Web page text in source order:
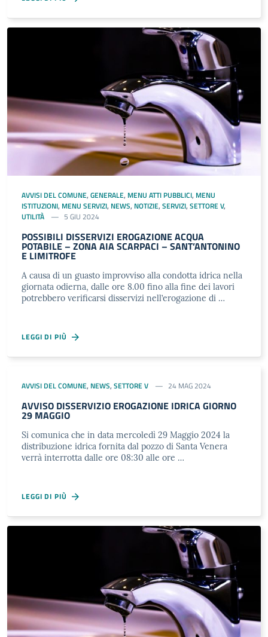
AVVISI DEL COMUNE, GENERALE, MENU ATTI PUBBLICI, MENU
ISTITUZIONI, MENU SERVIZI, NEWS, NOTIZIE, SERVIZI, SETTORE V,
UTILITÀ
5 GIU 2024
POSSIBILI DISSERVIZI EROGAZIONE ACQUA
POTABILE – ZONA AIA SCARPACI – SANT’ANTONINO
E LIMITROFE
A causa di un guasto improvviso alla condotta idrica nella
giornata odierna, dalle ore 8.00 fino alla fine dei lavori
potrebbero verificarsi disservizi nell’erogazione di …
LEGGI DI PIÙ
AVVISI DEL COMUNE, NEWS, SETTORE V 24 MAG 2024
AVVISO DISSERVIZIO EROGAZIONE IDRICA GIORNO
29 MAGGIO
Si comunica che in data mercoledì 29 Maggio 2024 la
distribuzione idrica fornita dal pozzo di Santa Venera
verrà interrotta dalle ore 08:30 alle ore …
LEGGI DI PIÙ